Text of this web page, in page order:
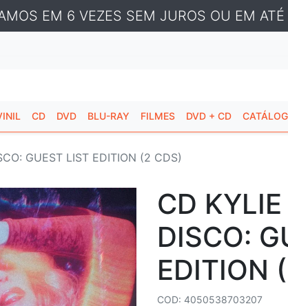
EM 6 VEZES SEM JUROS OU EM ATÉ
CD DVD BLU-RAY FILMES DVD + CD
GUEST LIST EDITION (2 CDS)
CD
DISCO:
EDITION
COD: 4050538703207